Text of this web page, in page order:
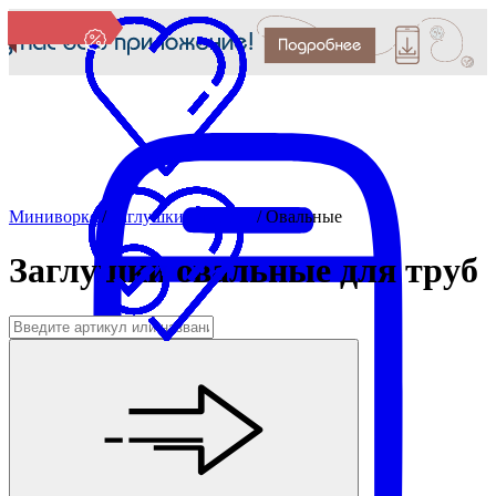
Миниворкс / Заглушки для труб /Овальные
Заглушки овальные для труб